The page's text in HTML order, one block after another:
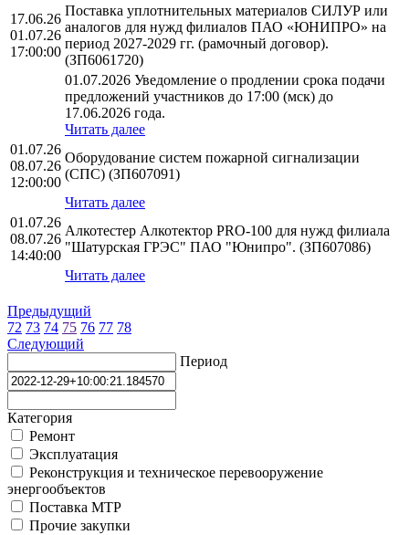
17.06.26
01.07.26
17:00:00
Поставка уплотнительных материалов СИЛУР или
аналогов для нужд филиалов ПАО «ЮНИПРО» на
период 2027-2029 гг. (рамочный договор).
(ЗП6061720)
01.07.2026 Уведомление о продлении срока подачи
предложений участников до 17:00 (мск) до
17.06.2026 года.
Читать далее
01.07.26
08.07.26
12:00:00
Оборудование систем пожарной сигнализации
(СПС) (ЗП607091)
Читать далее
01.07.26
08.07.26
14:40:00
Алкотестер Алкотектор PRO-100 для нужд филиала
"Шатурская ГРЭС" ПАО "Юнипро". (ЗП607086)
Читать далее
Предыдущий
72 73 74 75 76 77 78
Следующий
Период
Категория
Ремонт
Эксплуатация
Реконструкция и техническое перевооружение
энергообъектов
Поставка МТР
Прочие закупки